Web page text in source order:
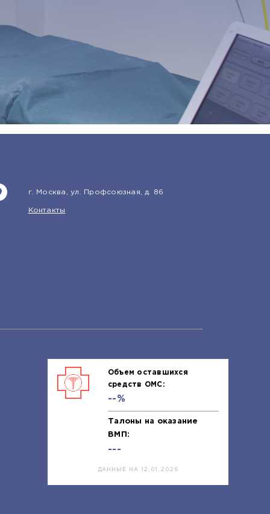
г. Москва, ул. Профсоюзная, д. 86
Контакты
Объем оставшихся
средств ОМС:
--%
Талоны на оказание
ВМП:
---
ДАННЫЕ НА 12.01.2026